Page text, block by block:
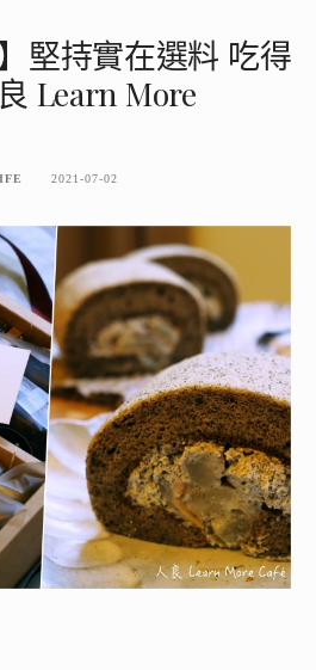
堅持實在選料 吃得
Learn More
2021-07-02